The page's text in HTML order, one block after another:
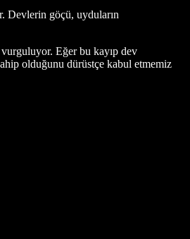
Devlerin göçü, uyduların
Eğer bu kayıp dev
olduğunu dürüstçe kabul etmemiz